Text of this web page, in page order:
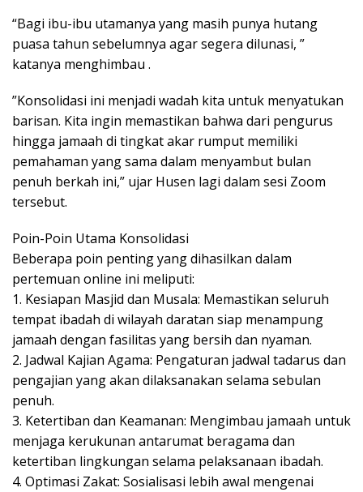
“Bagi ibu-ibu utamanya yang masih punya hutang
puasa tahun sebelumnya agar segera dilunasi, ”
katanya menghimbau .
​”Konsolidasi ini menjadi wadah kita untuk menyatukan
barisan. Kita ingin memastikan bahwa dari pengurus
hingga jamaah di tingkat akar rumput memiliki
pemahaman yang sama dalam menyambut bulan
penuh berkah ini,” ujar Husen lagi dalam sesi Zoom
tersebut.
​Poin-Poin Utama Konsolidasi
​Beberapa poin penting yang dihasilkan dalam
pertemuan online ini meliputi:
1. ​Kesiapan Masjid dan Musala: Memastikan seluruh
tempat ibadah di wilayah daratan siap menampung
jamaah dengan fasilitas yang bersih dan nyaman.
2. ​Jadwal Kajian Agama: Pengaturan jadwal tadarus dan
pengajian yang akan dilaksanakan selama sebulan
penuh.
3. ​Ketertiban dan Keamanan: Mengimbau jamaah untuk
menjaga kerukunan antarumat beragama dan
ketertiban lingkungan selama pelaksanaan ibadah.
4. ​Optimasi Zakat: Sosialisasi lebih awal mengenai